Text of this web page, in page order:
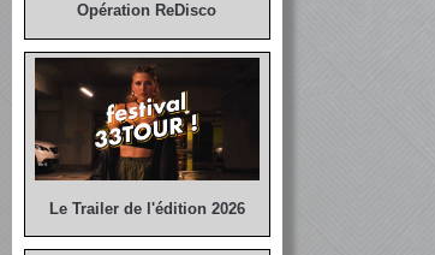
Opération ReDisco
Le Trailer de l'édition 2026